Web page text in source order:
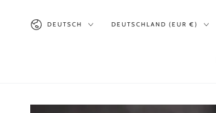
Sprache
DEUTSCH Land/Region
DEUTSCHLAND (EUR €)